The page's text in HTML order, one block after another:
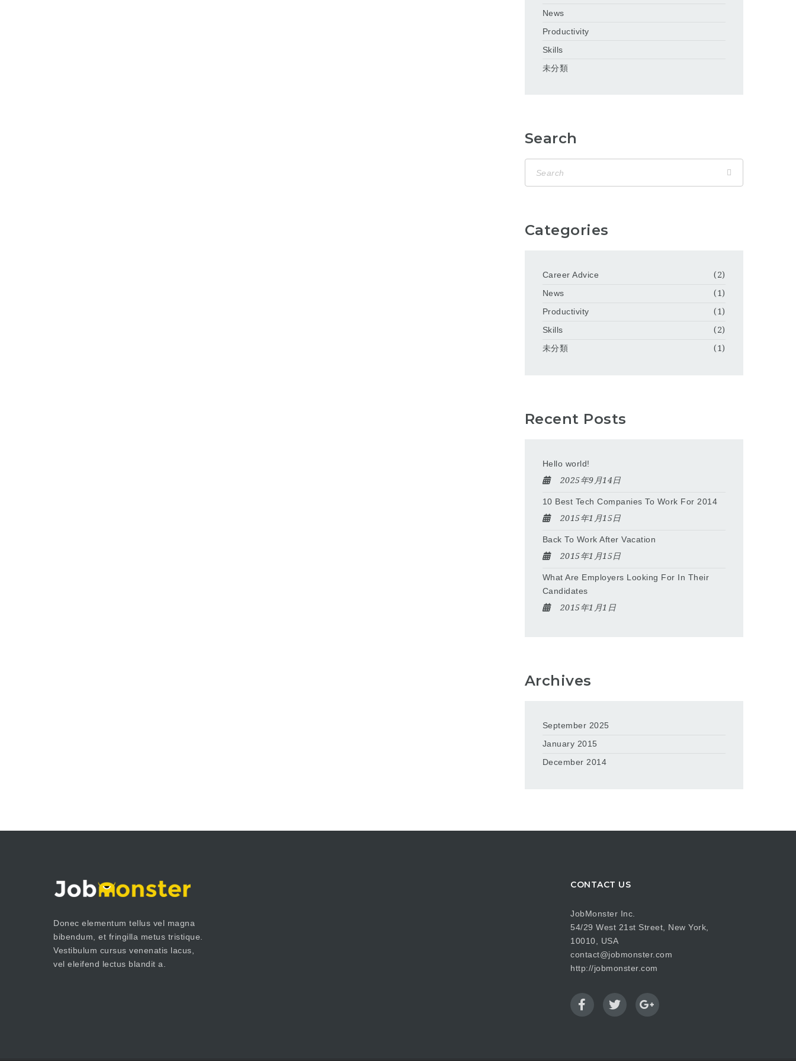
News
Productivity
Skills
未分類
Search
Categories
Career Advice
(2)
News
(1)
Productivity
(1)
Skills
(2)
未分類
(1)
Recent Posts
Hello world!
2025年9月14日
10 Best Tech Companies To Work For 2014
2015年1月15日
Back To Work After Vacation
2015年1月15日
What Are Employers Looking For In Their
Candidates
2015年1月1日
Archives
September 2025
January 2015
December 2014
Donec elementum tellus vel magna
bibendum, et fringilla metus tristique.
Vestibulum cursus venenatis lacus,
vel eleifend lectus blandit a.
CONTACT US
JobMonster Inc.
54/29 West 21st Street, New York,
10010, USA
contact@jobmonster.com
http://jobmonster.com